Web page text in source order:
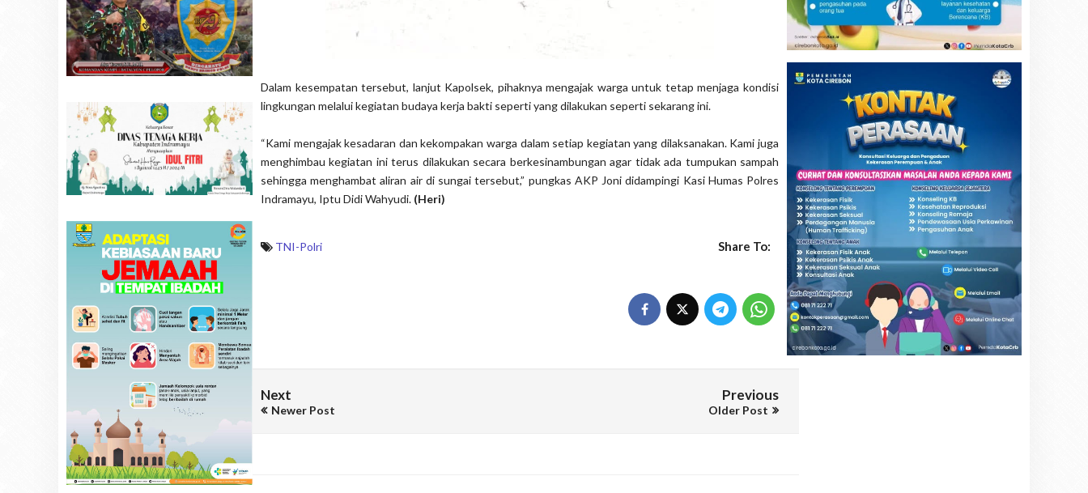
Dalam kesempatan tersebut, lanjut Kapolsek, pihaknya mengajak warga untuk tetap menjaga kondisi
lingkungan melalui kegiatan budaya kerja bakti seperti yang dilakukan seperti sekarang ini.
“Kami mengajak kesadaran dan kekompakan warga dalam setiap kegiatan yang dilaksanakan. Kami juga
menghimbau kegiatan ini terus dilakukan secara berkesinambungan agar tidak ada tumpukan sampah
sehingga menghambat aliran air di sungai tersebut,” pungkas AKP Joni didampingi Kasi Humas Polres
Indramayu, Iptu Didi Wahyudi. (Heri)
TNI-Polri Share To:
Next
Newer Post
Previous
Older Post